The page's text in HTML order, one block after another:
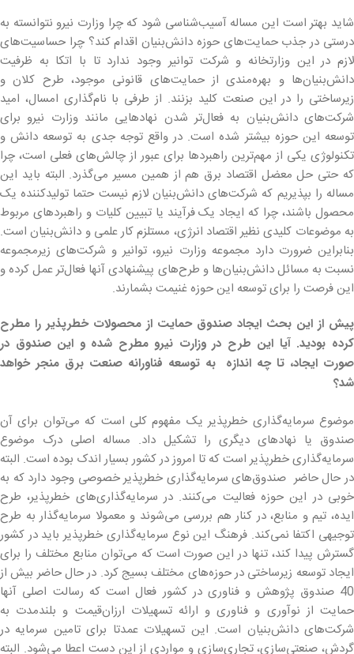
شاید بهتر است این مساله آسیب‌شناسی شود که چرا وزارت نیرو نتوانسته به
درستی در جذب حمایت‌های حوزه دانش‌بنیان اقدام کند؟ چرا حساسیت‌های
لازم در این وزارتخانه و شرکت توانیر وجود ندارد تا با اتکا به ظرفیت
دانش‌بنیان‌ها و بهره‌مندی از حمایت‌های قانونی موجود، طرح کلان و
زیرساختی را در این صنعت کلید بزنند. از طرفی با نام‌گذاری امسال، امید
شرکت‌های دانش‌بنیان به فعال‌تر شدن نهادهایی مانند وزارت نیرو برای
توسعه این حوزه بیشتر شده است. در واقع توجه جدی به توسعه دانش و
تکنولوژی یکی از مهم‌ترین راهبردها برای عبور از چالش‌های فعلی است، چرا
که حتی حل معضل اقتصاد برق هم از همین مسیر می‌گذرد. البته باید این
مساله را بپذیریم که شرکت‌های دانش‌بنیان لازم نیست حتما تولیدکننده یک
محصول باشند، چرا که ایجاد یک فرآیند یا تبیین کلیات و راهبردهای مربوط
به موضوعات کلیدی نظیر اقتصاد انرژی، مستلزم کار علمی ‌و دانش‌بنیان است.
بنابراین ضرورت دارد مجموعه وزارت نیرو، توانیر و شرکت‌های زیرمجموعه
نسبت به مسائل دانش‌بنیان‌ها و طرح‌های پیشنهادی آنها فعال‌تر عمل کرده و
این فرصت را برای توسعه این حوزه غنیمت بشمارند.
پیش از این بحث ایجاد صندوق حمایت از محصولات خطرپذیر را مطرح
کرده بودید. آیا این طرح در وزارت نیرو مطرح شده و این صندوق در
صورت ایجاد، تا چه اندازه به توسعه فناورانه صنعت برق منجر خواهد
شد؟
موضوع سرمایه‌گذاری خطرپذیر یک مفهوم کلی است که می‌توان برای آن
صندوق یا نهادهای دیگری را تشکیل داد. مساله اصلی درک موضوع
سرمایه‌گذاری خطرپذیر است که تا امروز در کشور بسیار اندک بوده است. البته
در حال حاضر صندوق‌های سرمایه‌گذاری خطرپذیر خصوصی وجود دارد که به
خوبی در این حوزه فعالیت می‌کنند. در سرمایه‌گذاری‌های خطرپذیر، طرح
ایده، تیم و منابع، در کنار هم بررسی می‌شوند و معمولا سرمایه‌گذار به طرح
توجیهی اکتفا نمی‌کند. فرهنگ این نوع سرمایه‌گذاری خطرپذیر باید در کشور
گسترش پیدا کند، تنها در این صورت است که می‌توان منابع مختلف را برای
ایجاد توسعه زیرساختی در حوزه‌های مختلف بسیج کرد. در حال حاضر بیش از
40 صندوق پژوهش و فناوری در کشور فعال است که رسالت اصلی آنها
حمایت از نوآوری و فناوری و ارائه تسهیلات ارزان‌قیمت و بلندمدت به
شرکت‌های دانش‌بنیان است. این تسهیلات عمدتا برای تامین سرمایه در
گردش، صنعتی‌سازی، تجاری‌سازی و مواردی از این دست اعطا می‌شود. البته